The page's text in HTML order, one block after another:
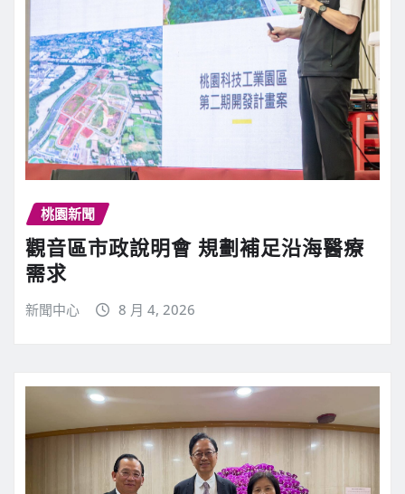
桃園新聞
觀音區市政說明會 規劃補足沿海醫療
需求
新聞中心 8 月 4, 2026